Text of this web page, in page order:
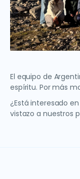
El equipo de
espíritu. Por más
¿Está interesado
vistazo a nuestros